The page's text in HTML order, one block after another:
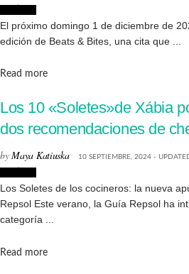
El próximo domingo 1 de diciembre de
edición de Beats & Bites, una cita que ...
Read moreDetails
Los 10 «Soletes»de Xábia
dos recomendaciones de
byMaya Katiuska 10 SEPTIEMBRE, 2024 -
Los Soletes de los cocineros: la nueva
Repsol Este verano, la Guía Repsol ha
categoría ...
Read moreDetails